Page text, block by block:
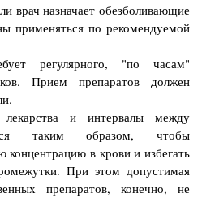
врач назначает обезболивающие
применяться по рекомендуемой
регулярного, "по часам"
Прием препаратов должен
лекарства и интервалы между
таким образом, чтобы
концентрацию в крови и избегать
При этом допустимая
препаратов, конечно, не